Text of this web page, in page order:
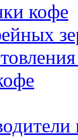
кофе